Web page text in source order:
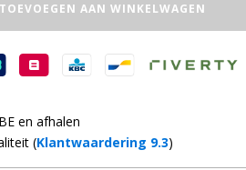
TOEVOEGEN AAN WINKELWAGEN
en afhalen
(Klantwaardering 9.3)